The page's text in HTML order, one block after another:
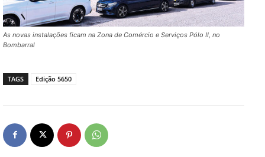
As novas instalações ficam na Zona de Comércio e Serviços Pólo II, no
Bombarral
TAGS Edição 5650